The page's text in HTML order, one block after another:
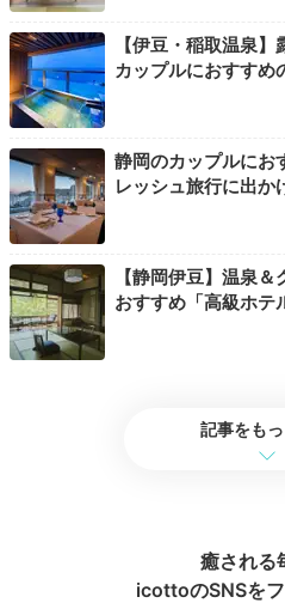
た海は神秘的な美しさで、心
用棟の「湯っくら」で湯めぐ
lilie_tokyo.1912
【伊豆・稲取温泉
カップルにおすすめ
静岡のカップルにお
レッシュ旅行に出か
【静岡伊豆】温泉
おすすめ「高級ホテ
記事をも
癒される
icottoのSNSをフ